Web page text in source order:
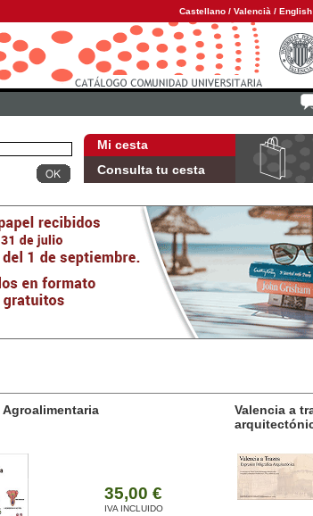
Castellano / Valencià / English
Mi cesta
Consulta tu cesta
Valencia a trazos: expresión poligráfica